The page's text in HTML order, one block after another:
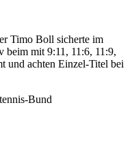
Timo Boll sicherte im
mit 9:11, 11:6, 11:9,
und achten Einzel-Titel bei
Bund